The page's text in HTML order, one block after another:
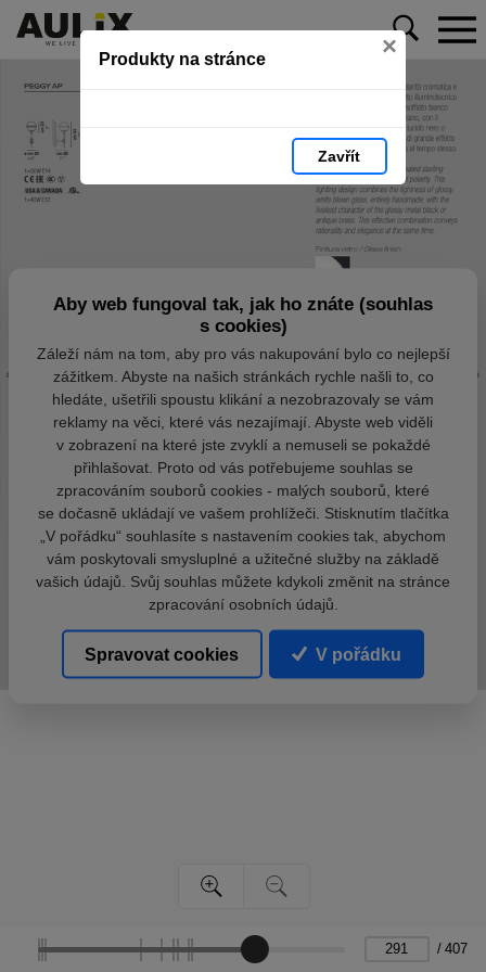
Produkty na stránce ×
Zavřít
/ 407
Aby web fungoval tak, jak ho znáte (souhlas
s cookies)
Záleží nám na tom, aby pro vás nakupování bylo co nejlepší
zážitkem. Abyste na našich stránkách rychle našli to, co
hledáte, ušetřili spoustu klikání a nezobrazovaly se vám
reklamy na věci, které vás nezajímají. Abyste web viděli
v zobrazení na které jste zvyklí a nemuseli se pokaždé
přihlašovat. Proto od vás potřebujeme souhlas se
zpracováním souborů cookies - malých souborů, které
se dočasně ukládají ve vašem prohlížeči. Stisknutím tlačítka
„V pořádku“ souhlasíte s nastavením cookies tak, abychom
vám poskytovali smysluplné a užitečné služby na základě
vašich údajů. Svůj souhlas můžete kdykoli změnit na stránce
zpracování osobních údajů.
Spravovat cookies V pořádku